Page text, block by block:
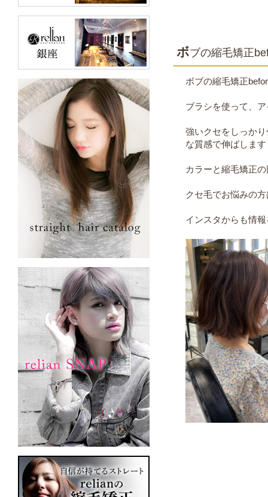
ボブの縮毛矯正
ボブの縮毛矯正
ブラシを使って、
強いクセをしっか
な質感で伸ばします
カラーと縮毛矯正
クセ毛でお悩みの
インスタからも情